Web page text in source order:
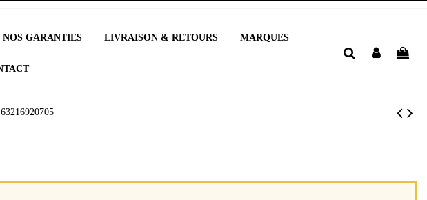
NOS GARANTIES LIVRAISON & RETOURS MARQUES